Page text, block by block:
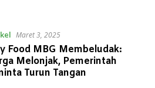
Maret 3, 2025
Food MBG Membeludak:
Melonjak, Pemerintah
Turun Tangan